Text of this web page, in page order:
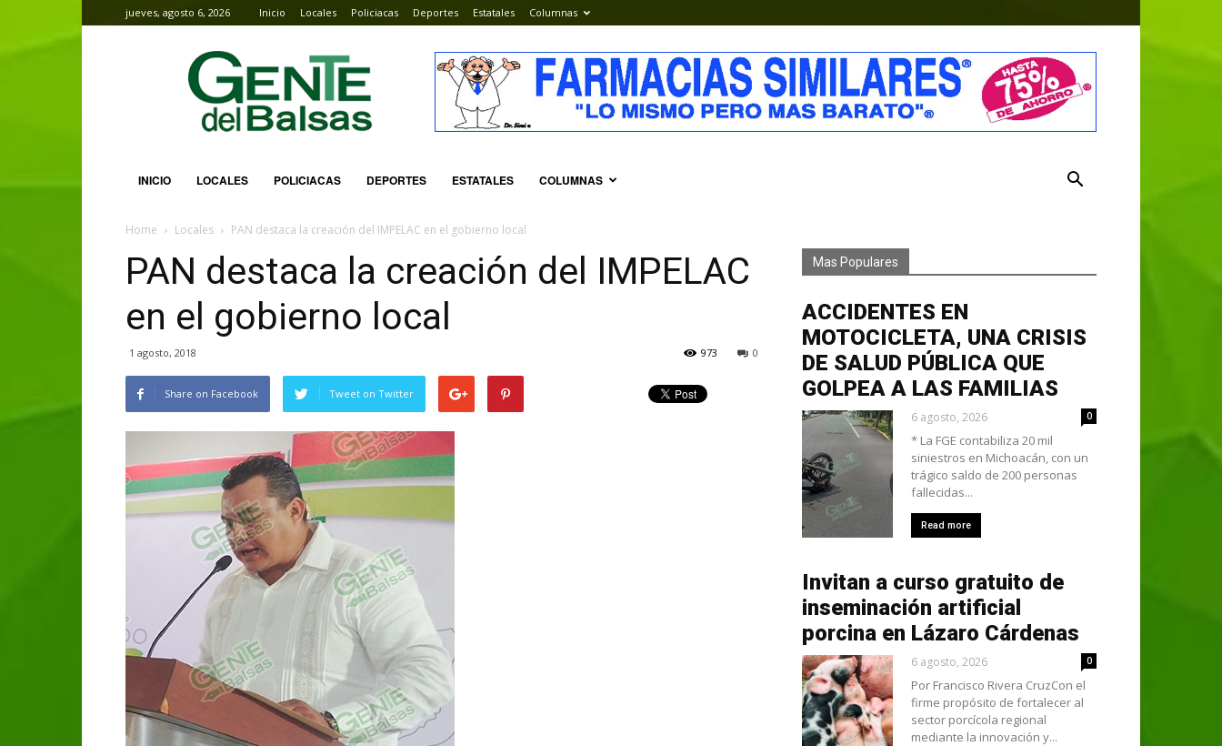
jueves, agosto 6, 2026 Inicio Locales Policiacas Deportes Estatales Columnas
Gente
del
Balsas
INICIO LOCALES POLICIACAS DEPORTES ESTATALES COLUMNAS
Home Locales PAN destaca la creación del IMPELAC en el gobierno local
PAN destaca la creación del IMPELAC
en el gobierno local
1 agosto, 2018 0
973
Share on Facebook Tweet on Twitter
Mas Populares
ACCIDENTES EN
MOTOCICLETA, UNA CRISIS
DE SALUD PÚBLICA QUE
GOLPEA A LAS FAMILIAS
6 agosto, 2026 0
* La FGE contabiliza 20 mil
siniestros en Michoacán, con un
trágico saldo de 200 personas
fallecidas...
Read more
Invitan a curso gratuito de
inseminación artificial
porcina en Lázaro Cárdenas
6 agosto, 2026 0
Por Francisco Rivera CruzCon el
firme propósito de fortalecer al
sector porcícola regional
mediante la innovación y...